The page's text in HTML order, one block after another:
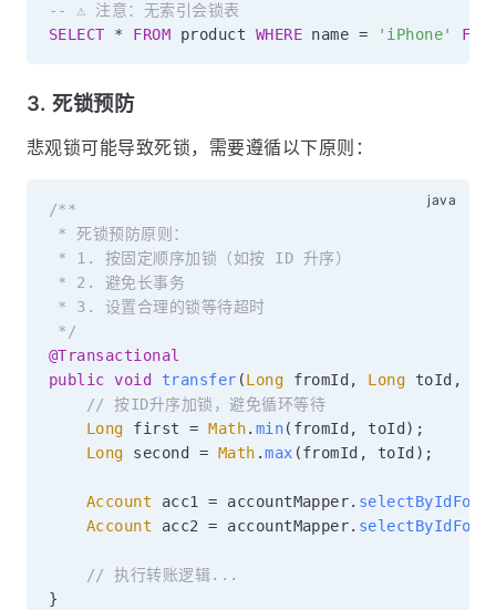
-- ⚠️ 注意：无索引会锁表
SELECT
* FROM product WHERE name = 'iPhone' FOR
3. 死锁预防
悲观锁可能导致死锁，需要遵循以下原则：
/**
* 死锁预防原则：
* 1. 按固定顺序加锁（如按 ID 升序）
* 2. 避免长事务
* 3. 设置合理的锁等待超时
*/
@Transactional
public void transfer (Long fromId , Long toId ,
// 按ID升序加锁，避免循环等待
Long first = Math. min( fromId , toId ) ;
Long second = Math .max (fromId , toId ) ;
Account acc1 = accountMapper.
Account acc2 = accountMapper.
// 执行转账逻辑...
}